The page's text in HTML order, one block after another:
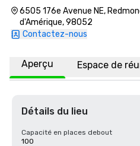
6505 176e Avenue NE,
d'Amérique, 98052
Contactez-nous
Aperçu Espace de
Détails du lieu
Capacité en places debout
100